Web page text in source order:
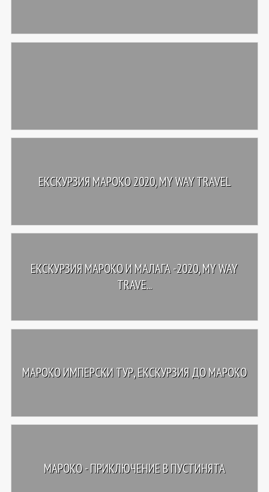
ЕКСКУРЗИЯ МАРОКО 2020, MY WAY TRAVEL
ЕКСКУРЗИЯ МАРОКО И МАЛАГА -2020, MY WAY
TRAVE...
МАРОКО ИМПЕРСКИ ТУР, ЕКСКУРЗИЯ ДО МАРОКО
МАРОКО - ПРИКЛЮЧЕНИЕ В ПУСТИНЯТА